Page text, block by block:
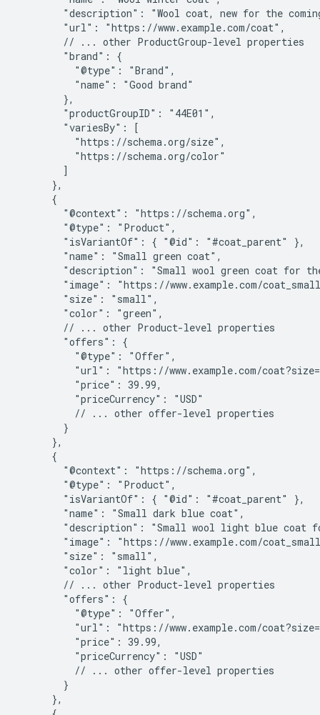
"description": "Wool coat, new for the
        "url": "https://www.example.com/coat",
        // ... other ProductGroup-level properties
        "brand": {
          "@type": "Brand",
          "name": "Good brand"
        },
        "productGroupID": "44E01",
        "variesBy": [
          "https://schema.org/size",
          "https://schema.org/color"
        ]
      },
      {
        "@context": "https://schema.org",
        "@type": "Product",
        "isVariantOf": { "@id": "#coat_parent" },
        "name": "Small green coat",
"description": "Small wool green coat for
"image": "https://www.example.com/
        "size": "small",
        "color": "green",
        // ... other Product-level properties
        "offers": {
          "@type": "Offer",
"url": "https://www.example.com/
          "price": 39.99,
          "priceCurrency": "USD"
          // ... other offer-level properties
        }
      },
      {
        "@context": "https://schema.org",
        "@type": "Product",
        "isVariantOf": { "@id": "#coat_parent" },
        "name": "Small dark blue coat",
"description": "Small wool light blue coat
"image": "https://www.example.com/
        "size": "small",
        "color": "light blue",
        // ... other Product-level properties
        "offers": {
          "@type": "Offer",
"url": "https://www.example.com/
          "price": 39.99,
          "priceCurrency": "USD"
          // ... other offer-level properties
        }
      },